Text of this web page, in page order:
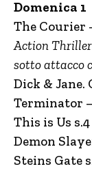
Domenica 1
The Courier
Action
sotto attacco
Dick &
Terminator
This is Us s.4
Demon
Steins Gate